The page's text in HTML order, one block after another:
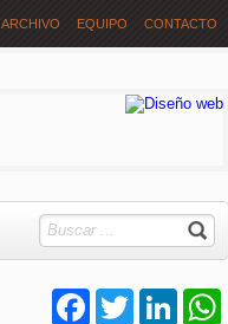
ARCHIVO EQUIPO CONTACTO
FacebookTwitter LinkedIn